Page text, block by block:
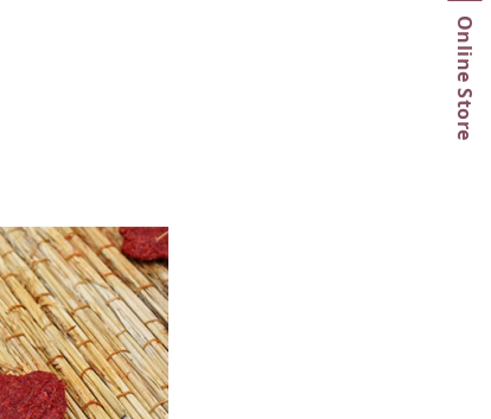
Online Store